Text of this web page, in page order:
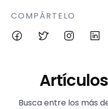
COMPÁRTELO
Busca entre los más